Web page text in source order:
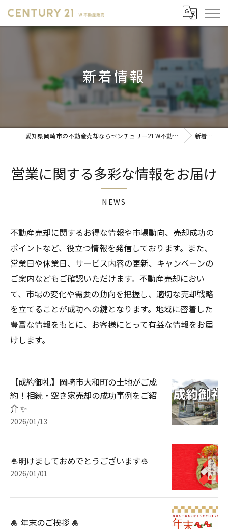
新着情報
愛知県岡崎市の不動産売却ならセンチュリー21 W不動産販売 新着情報
営業に関する多彩な情報をお届け
NEWS
不動産売却に関するお得な情報や市場動向、売却成功の
ポイントなど、役立つ情報を発信しております。また、
営業日や休業日、サービス内容の更新、キャンペーンの
ご案内などもご確認いただけます。不動産売却におい
て、市場の変化や需要の動向を把握し、適切な売却戦略
を立てることが成功への鍵となります。地域に密着した
豊富な情報をもとに、お客様にとって有益な情報をお届
けします。
【成約御礼】岡崎市大和町の土地がご成
約！相続・空き家売却の成功事例をご紹
介 ✨
2026/01/13
🎍明けましておめでとうございます🎍
2026/01/01
🎍 年末のご挨拶 🎍